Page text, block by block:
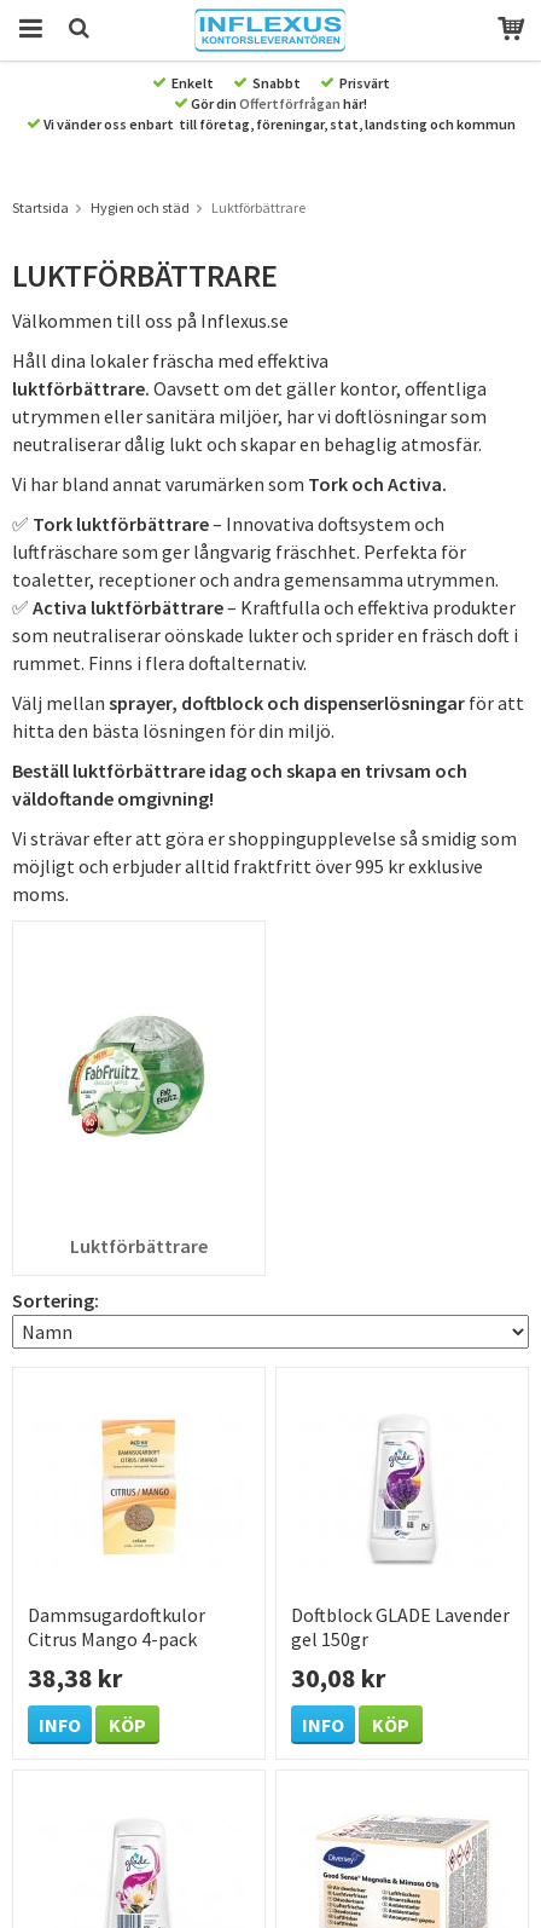
Produkten har blivit tillagd i varukorgen
Enkelt Snabbt
Prisvärt
Gör din Offertförfrågan här!
Vi vänder oss enbart till företag, föreningar, stat, landsting och kommun
Startsida Hygien och städ Luktförbättrare
LUKTFÖRBÄTTRARE
Välkommen till oss på Inflexus.se
Håll dina lokaler fräscha med effektiva
luktförbättrare. Oavsett om det gäller kontor, offentliga
utrymmen eller sanitära miljöer, har vi doftlösningar som
neutraliserar dålig lukt och skapar en behaglig atmosfär.
Vi har bland annat varumärken som Tork och Activa.
✅ Tork luktförbättrare– Innovativa doftsystem och
luftfräschare som ger långvarig fräschhet. Perfekta för
toaletter, receptioner och andra gemensamma utrymmen.
✅ Activa luktförbättrare– Kraftfulla och effektiva produkter
som neutraliserar oönskade lukter och sprider en fräsch doft i
rummet. Finns i flera doftalternativ.
Välj mellan sprayer, doftblock och dispenserlösningar för att
hitta den bästa lösningen för din miljö.
Beställ luktförbättrare idag och skapa en trivsam och
väldoftande omgivning!
Vi strävar efter att göra er shoppingupplevelse så smidig som
möjligt och erbjuder alltid fraktfritt över 995 kr exklusive
moms.
Luktförbättrare
Sortering:
Dammsugardoftkulor
Citrus Mango 4-pack
38,38 kr
INFO KÖP
Doftblock GLADE Lavender
gel 150gr
30,08 kr
INFO KÖP